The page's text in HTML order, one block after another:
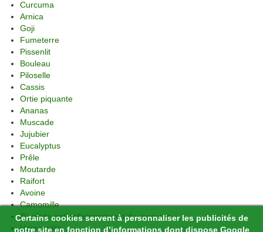
Certains cookies servent à personnaliser les publicités de
notre site en fonction d’informations dont dispose Google
Curcuma
Arnica
Goji
Fumeterre
Pissenlit
Bouleau
Piloselle
Cassis
Ortie piquante
Ananas
Muscade
Jujubier
Eucalyptus
Prêle
Moutarde
Raifort
Avoine
Camomille
Bienfaits anti-inflammatoires du curcuma
Hamamélis